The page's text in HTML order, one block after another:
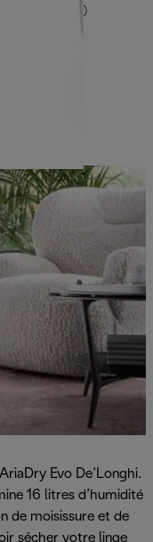
Evo De’Longhi.
16 litres d’humidité
de moisissure et de
sécher votre linge